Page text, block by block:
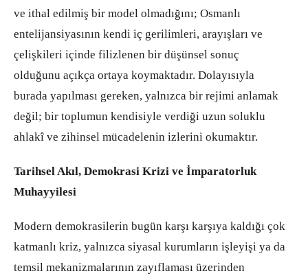
ve ithal edilmiş bir model olmadığını; Osmanlı
entelijansiyasının kendi iç gerilimleri, arayışları ve
çelişkileri içinde filizlenen bir düşünsel sonuç
olduğunu açıkça ortaya koymaktadır. Dolayısıyla
burada yapılması gereken, yalnızca bir rejimi anlamak
değil; bir toplumun kendisiyle verdiği uzun soluklu
ahlakî ve zihinsel mücadelenin izlerini okumaktır.
Tarihsel Akıl, Demokrasi Krizi ve İmparatorluk
Muhayyilesi
Modern demokrasilerin bugün karşı karşıya kaldığı çok
katmanlı kriz, yalnızca siyasal kurumların işleyişi ya da
temsil mekanizmalarının zayıflaması üzerinden